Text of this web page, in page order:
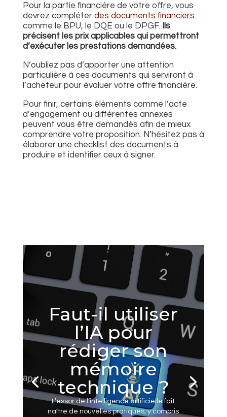
Pourla partie financière de votre offre, vous
devrez compléter des documents financiers
comme le BPU, le DQE ou le DPGF.
Ils
précisentles prix applicables qui permettront
d’exécuter les prestations demandées.
N’oubliez pas d’apporter une attention
particulière à ces documents qui serviront à
l’acheteur pour évaluer votre offre financière.
Pour finir, certains éléments comme l’acte
d’engagement ou différentes annexes
peuvent vous être demandés afin de mieux
comprendre votre proposition. N’hésitez pas à
élaborer une checklist des documents à
produire et identifier ceux à signer.
Faut-il utiliser
l’IA pour
rédiger son
mémoire
technique ?
L’essor de l’intelligence artificielle fait
naître de nouvelles pratiques, y compris